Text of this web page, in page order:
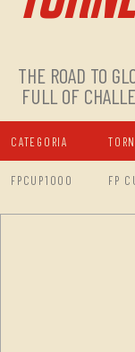
THE ROAD TO
FULL OF
CATEGORIA
FPCUP1000 FP